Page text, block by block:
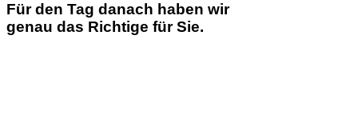
Für den Tag danach haben wir
genau das Richtige für Sie.